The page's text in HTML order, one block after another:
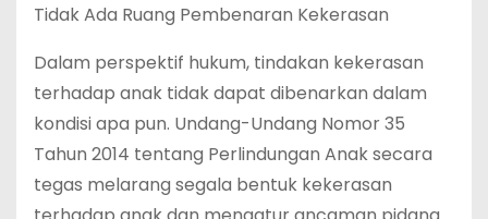
Tidak Ada Ruang Pembenaran Kekerasan
Dalam perspektif hukum, tindakan kekerasan
terhadap anak tidak dapat dibenarkan dalam
kondisi apa pun. Undang-Undang Nomor 35
Tahun 2014 tentang Perlindungan Anak secara
tegas melarang segala bentuk kekerasan